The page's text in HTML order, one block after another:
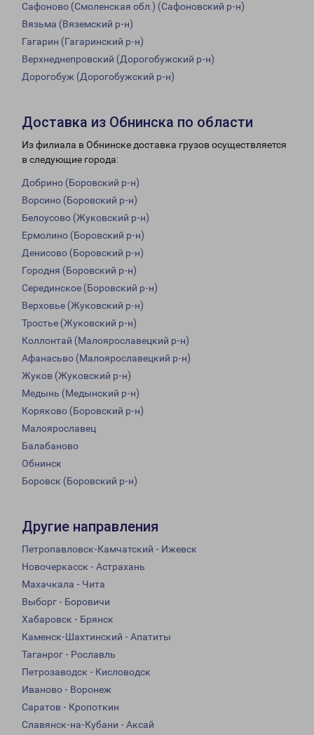
Сафоново (Смоленская обл.) (Сафоновский р-н)
Вязьма (Вяземский р-н)
Гагарин (Гагаринский р-н)
Верхнеднепровский (Дорогобужский р-н)
Дорогобуж (Дорогобужский р-н)
Доставка из Обнинска по области
Из филиала в Обнинске доставка грузов осуществляется
в следующие города:
Добрино (Боровский р-н)
Ворсино (Боровский р-н)
Белоусово (Жуковский р-н)
Ермолино (Боровский р-н)
Денисово (Боровский р-н)
Городня (Боровский р-н)
Серединское (Боровский р-н)
Верховье (Жуковский р-н)
Тростье (Жуковский р-н)
Коллонтай (Малоярославецкий р-н)
Афанасьво (Малоярославецкий р-н)
Жуков (Жуковский р-н)
Медынь (Медынский р-н)
Коряково (Боровский р-н)
Малоярославец
Балабаново
Обнинск
Боровск (Боровский р-н)
Другие направления
Петропавловск-Камчатский - Ижевск
Новочеркасск - Астрахань
Махачкала - Чита
Выборг - Боровичи
Хабаровск - Брянск
Каменск-Шахтинский - Апатиты
Таганрог - Рославль
Петрозаводск - Кисловодск
Иваново - Воронеж
Саратов - Кропоткин
Славянск-на-Кубани - Аксай